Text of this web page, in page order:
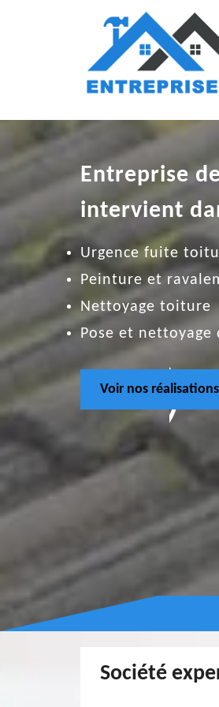
Entreprise
intervient
Urgence fuite
Peinture et
Nettoyage toiture
Pose et nettoyage
Voir nos réalisations
Couvreur 77
Société